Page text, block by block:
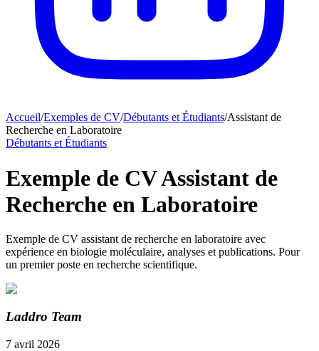
Accueil/Exemples de CV/Débutants et Étudiants/Assistant de
Recherche en Laboratoire
Débutants et Étudiants
Exemple de CV Assistant de
Recherche en Laboratoire
Exemple de CV assistant de recherche en laboratoire avec
expérience en biologie moléculaire, analyses et publications. Pour
un premier poste en recherche scientifique.
Laddro Team
7 avril 2026